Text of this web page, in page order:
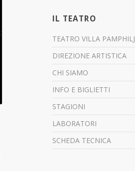
IL TEATRO
TEATRO VILLA PAMPHILJ
DIREZIONE ARTISTICA
CHI SIAMO
INFO E BIGLIETTI
STAGIONI
LABORATORI
SCHEDA TECNICA